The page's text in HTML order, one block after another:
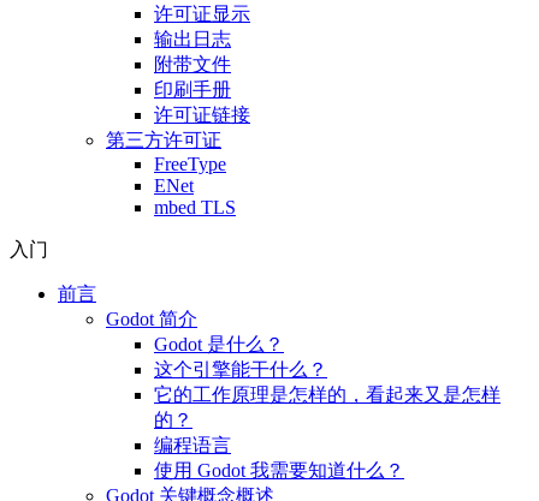
许可证显示
输出日志
附带文件
印刷手册
许可证链接
第三方许可证
FreeType
ENet
mbed TLS
入门
前言
Godot 简介
Godot 是什么？
这个引擎能干什么？
它的工作原理是怎样的，看起来又是怎样
的？
编程语言
使用 Godot 我需要知道什么？
Godot 关键概念概述